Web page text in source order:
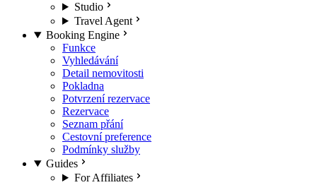
Studio
Travel Agent
Booking Engine
Funkce
Vyhledávání
Detail nemovitosti
Pokladna
Potvrzení rezervace
Rezervace
Seznam přání
Cestovní preference
Podmínky služby
Guides
For Affiliates